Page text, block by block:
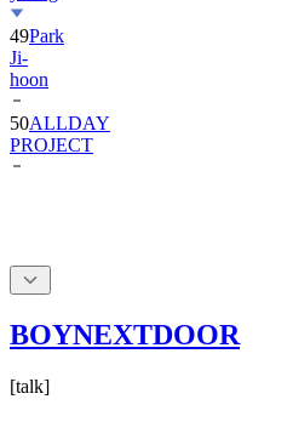
49Park
Ji-
hoon
50ALLDAY
PROJECT
BOYNEXTDOOR
[talk]